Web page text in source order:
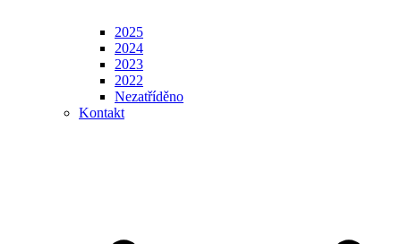
2025
2024
2023
2022
Nezatříděno
Kontakt